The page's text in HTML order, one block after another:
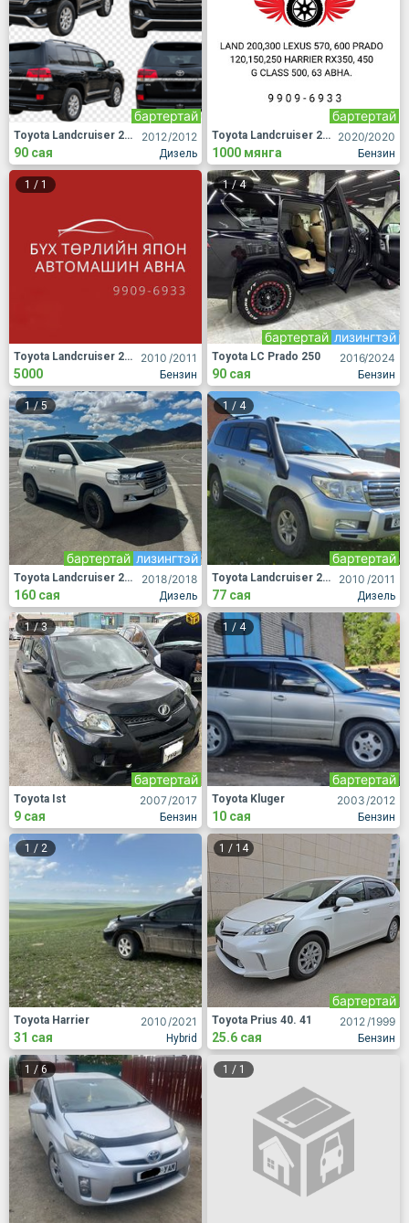
2012/2012
Дизель
бартертай
Toyota Landcruiser 200
90 сая
2020/2020
Бензин
бартертай
Toyota Landcruiser 200
1000 мянга
1 / 1
2010 /2011
Бензин
Toyota Landcruiser 200
5000
1/4
2016/2024
Бензин
лизингтэй
бартертай
Toyota LC Prado 250
90 сая
1/5
2018/2018
Дизель
лизингтэй
бартертай
Toyota Landcruiser 200
160 сая
1 / 4
2010 /2011
Дизель
бартертай
Toyota Landcruiser 200
77 сая
1/3
2007/2017
Бензин
бартертай
Toyota Ist
9 сая
1 / 4
2003/2012
Бензин
бартертай
Toyota Kluger
10 сая
1 / 2
2010/2021
Hybrid
Toyota Harrier
31 сая
1 / 14
2012/1999
Бензин
бартертай
Toyota Prius 40. 41
25.6 сая
1 / 6 1 / 1